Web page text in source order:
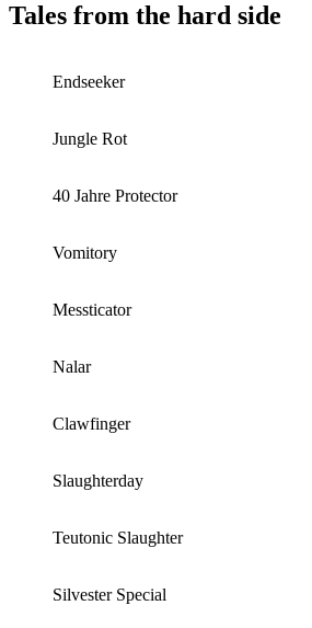
Tales from the hard side
Endseeker
Jungle Rot
40 Jahre Protector
Vomitory
Messticator
Nalar
Clawfinger
Slaughterday
Teutonic Slaughter
Silvester Special